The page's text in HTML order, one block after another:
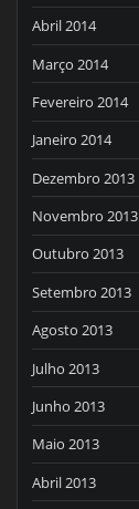
Abril 2014
Março 2014
Fevereiro 2014
Janeiro 2014
Dezembro 2013
Novembro 2013
Outubro 2013
Setembro 2013
Agosto 2013
Julho 2013
Junho 2013
Maio 2013
Abril 2013